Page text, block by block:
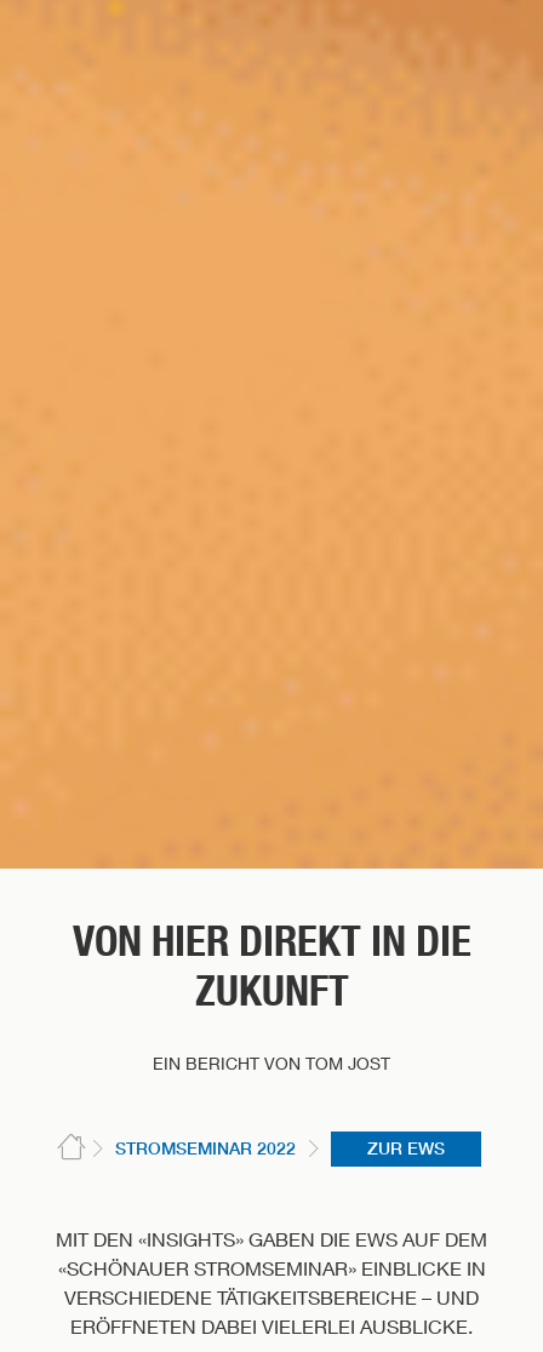
VON HIER DIREKT IN DIE
ZUKUNFT
EIN BERICHT VON TOM JOST
STROMSEMINAR 2022 ZUR EWS
MIT DEN «INSIGHTS» GABEN DIE EWS AUF DEM
«SCHÖNAUER STROMSEMINAR» EINBLICKE IN
VERSCHIEDENE TÄTIGKEITSBEREICHE – UND
ERÖFFNETEN DABEI VIELERLEI AUSBLICKE.